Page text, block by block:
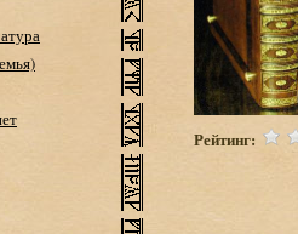
Рейтинг: